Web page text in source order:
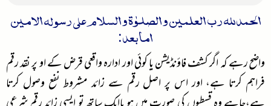
الحمدللہ رب العلمین والصلوٰۃ والسلام علی رسولہ الامین
امابعد:
واضح رہے کہ اگر کشف فاؤنڈیشن یا کوئی اور ادارہ واقعی قرض کے او پر نقد رقم
فراہم کرتا ہے، اور اس پر اصل رقم سے زائد مشروط نفع وصول کرتا